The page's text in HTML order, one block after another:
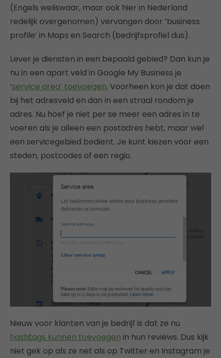
(Engels weliswaar, maar ook hier in Nederland
redelijk overgenomen) vervangen door ‘business
profile’ in Maps en Search (bedrijfsprofiel dus).
Lever je diensten in een bepaald gebied? Dan kun je
nu in een apart veld in Google My Business je
‘service area’ toevoegen. Voorheen kon je dat doen
bij het adresveld en dan in een straal rondom je
adres. Nu hoef je niet per se meer een adres in te
voeren als je alleen een postadres hebt, maar wel
een servicegebied bedient. Je kunt kiezen voor een
steden, postcodes of een regio.
Nieuw voor klanten van je bedrijf is dat ze nu
hashtags kunnen toevoegen in hun reviews. Dus kijk
niet gek op als ze net als op Twitter en Instagram je